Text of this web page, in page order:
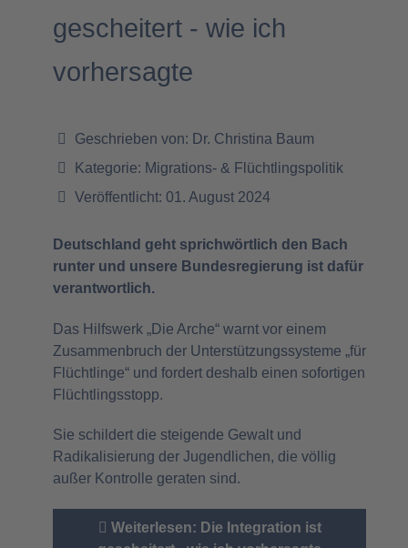
gescheitert - wie ich
vorhersagte
Geschrieben von: Dr. Christina Baum
Kategorie: Migrations- & Flüchtlingspolitik
Veröffentlicht: 01. August 2024
Deutschland geht sprichwörtlich den Bach
runter und unsere Bundesregierung ist dafür
verantwortlich.
Das Hilfswerk „Die Arche“ warnt vor einem
Zusammenbruch der Unterstützungssysteme „für
Flüchtlinge“ und fordert deshalb einen sofortigen
Flüchtlingsstopp.
Sie schildert die steigende Gewalt und
Radikalisierung der Jugendlichen, die völlig
außer Kontrolle geraten sind.
Weiterlesen: Die Integration ist